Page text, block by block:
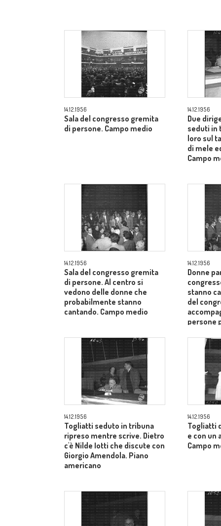
14.12.1956
Sala del congresso gremita
di persone. Campo medio
14.12.1956
Due
seduti in
loro sul
di mele
Campo
14.12.1956
Sala del congresso gremita
di persone. Al centro si
vedono delle donne che
probabilmente stanno
cantando. Campo medio
14.12.1956
Donne
stanno
del
persone
14.12.1956
Togliatti seduto in tribuna
ripreso mentre scrive. Dietro
c'è Nilde Iotti che discute con
Giorgio Amendola. Piano
americano
14.12.1956
Togliatti
e con un
Campo